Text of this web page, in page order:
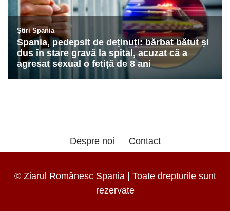
Despre noi Contact
© Ziarul Românesc Spania | Toate drepturile sunt
rezervate